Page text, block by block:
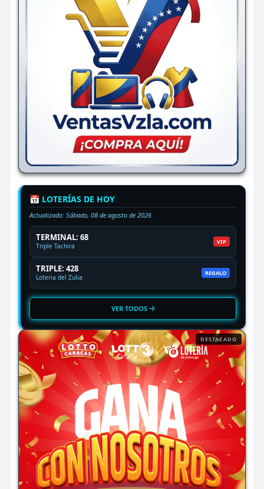
📅 LOTERÍAS DE HOY
Actualizado: Sábado, 08 de agosto de 2026
TERMINAL: 68
Triple Tachira
VIP
TRIPLE: 428
Loteria del Zulia
REGALO
VER TODOS
DESTACADO